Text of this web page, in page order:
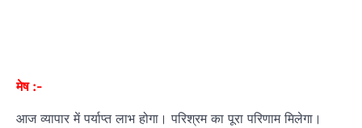
मेष :-
आज व्यापार में पर्याप्त लाभ होगा। परिश्रम का पूरा परिणाम मिलेगा।